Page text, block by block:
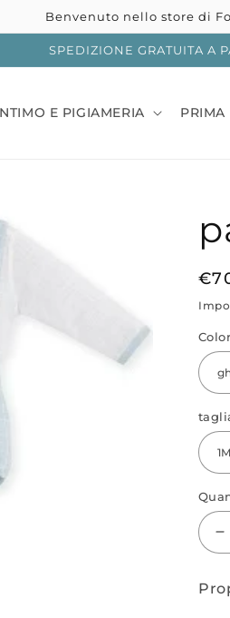
Benvenuto nello store di
SPEDIZIONE GRATUITA A
E PIGIAMERIA PRIMA
di